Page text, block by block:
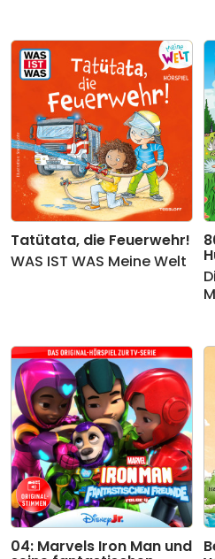
Tatütata, die Feuerwehr!
WAS IST WAS Meine Welt
04: Marvels Iron Man und